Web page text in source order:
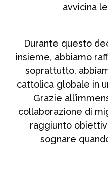
avvicina
Durante questo
insieme, abbiamo
soprattutto,
cattolica globale in
Grazie
collaborazione di
raggiunto
sognare